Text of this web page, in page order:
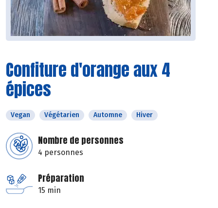
Confiture d'orange aux 4
épices
Vegan Végétarien Automne Hiver
Nombre de personnes
4 personnes
Préparation
15 min